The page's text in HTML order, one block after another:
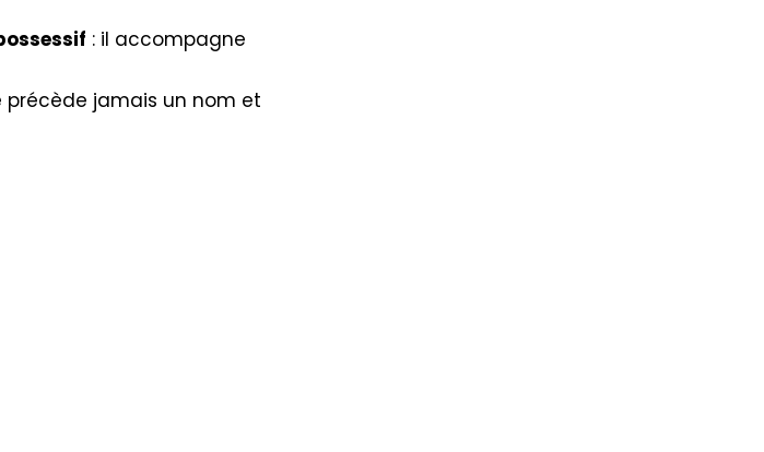
: il accompagne
précède jamais un nom et